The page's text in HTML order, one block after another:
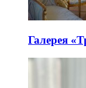
Галерея